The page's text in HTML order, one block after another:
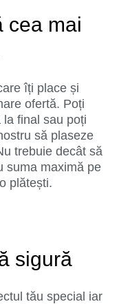
cea mai
îți place și
ofertă. Poți
final sau poți
să plaseze
trebuie decât să
suma maximă pe
plătești.
sigură
tău special iar